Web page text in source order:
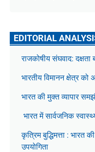
EDITORIAL
राजकोषीय संघवाद: दक्षता
भारतीय विमानन क्षेत्र
भारत की मुक्त व्यापार
भारत में सार्वजनिक
कृत्रिम बुद्धिमत्ता : भारत
उपयोगिता